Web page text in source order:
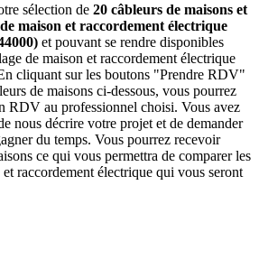
sélection de 20 câbleurs de maisons et
maison et raccordement électrique
et pouvant se rendre disponibles
de maison et raccordement électrique
cliquant sur les boutons "Prendre RDV"
de maisons ci-dessous, vous pourrez
RDV au professionnel choisi. Vous avez
nous décrire votre projet et de demander
du temps. Vous pourrez recevoir
ce qui vous permettra de comparer les
raccordement électrique qui vous seront